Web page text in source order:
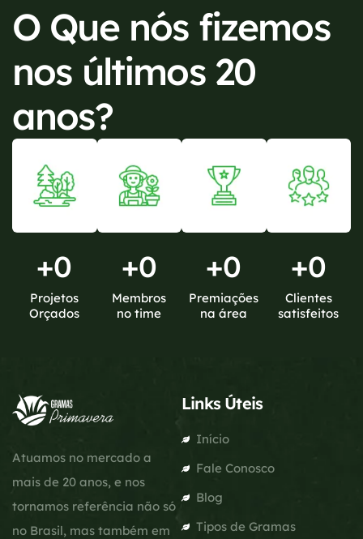
O Que nós fizemos
nos últimos 20
anos?
+0
Projetos
Orçados
+0
Membros
no time
+0
Premiações
na área
+0
Clientes
satisfeitos
Atuamos no mercado a
mais de 20 anos, e nos
tornamos referência não só
no Brasil, mas também em
Links Úteis
Início
Fale Conosco
Blog
Tipos de Gramas